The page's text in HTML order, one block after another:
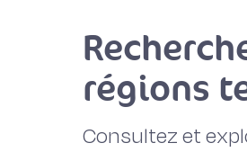
régions
Consultez et